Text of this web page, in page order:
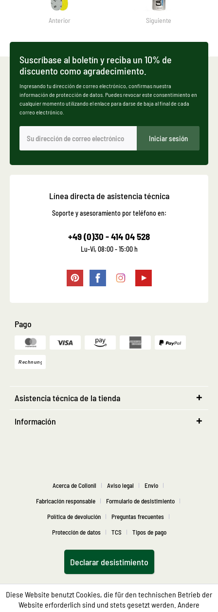
Anterior Siguiente
Suscríbase al boletín y reciba un 10% de
discuento como agradecimiento.
Ingresando tu dirección de correo electrónico, confirmas nuestra
información de protección de datos. Puedes revocar este consentimiento en
cualquier momento utilizando el enlace para darse de baja al final de cada
correo electrónico.
Iniciar sesión
Línea directa de asistencia técnica
Soporte y asesoramiento por teléfono en:
+49 (0)30 - 414 04 528
Lu-Vi, 08:00 - 15:00 h
Pago
Asistencia técnica de la tienda
Información
Acerca de Collonil Aviso legal
Envio
Fabricación responsable
Formulario de desistimiento
Política de devolución
Preguntas frecuentes
Protección de datos
TCS Tipos de pago
Declarar desistimiento
Diese Website benutzt Cookies, die für den technischen Betrieb der
Website erforderlich sind und stets gesetzt werden. Andere